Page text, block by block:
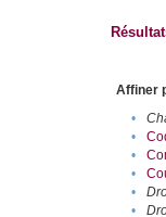
Affiner
•
•
•
•
•
•